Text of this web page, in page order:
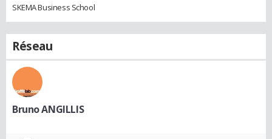
SKEMA Business School
Réseau
Bruno ANGILLIS